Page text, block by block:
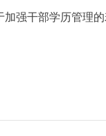
强干部学历管理